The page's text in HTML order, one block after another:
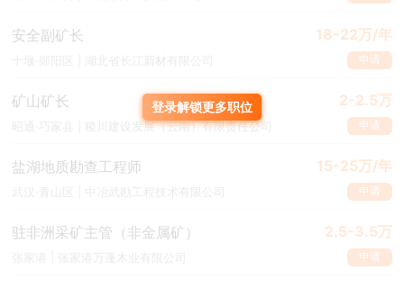
安全副矿长 18-22万/年
申请
矿山矿长 2-2.5万
昭通·巧家县 | 稷川建设发展（云南）有限责任公司 申请
盐湖地质勘查工程师 15-25万/年
申请
驻非洲采矿主管（非金属矿） 2.5-3.5万
申请
登录解锁更多职位